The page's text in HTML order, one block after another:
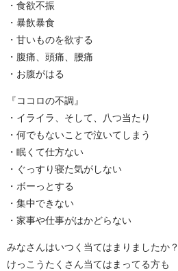
・食欲不振
・暴飲暴食
・甘いものを欲する
・腹痛、頭痛、腰痛
・お腹がはる
『ココロの不調』
・イライラ、そして、八つ当たり
・何でもないことで泣いてしまう
・眠くて仕方ない
・ぐっすり寝た気がしない
・ボーっとする
・集中できない
・家事や仕事がはかどらない
みなさんはいつく当てはまりましたか？
けっこうたくさん当てはまってる方も